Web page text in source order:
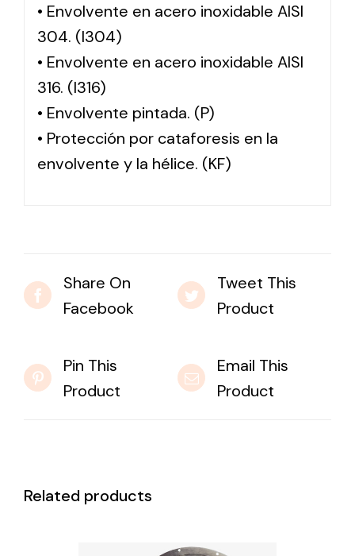
• Envolvente en acero inoxidable AISI
304. (I304)
• Envolvente en acero inoxidable AISI
316. (I316)
• Envolvente pintada. (P)
• Protección por cataforesis en la
envolvente y la hélice. (KF)
Share On
Facebook
Tweet This
Product
Pin This
Product
Email This
Product
Related products